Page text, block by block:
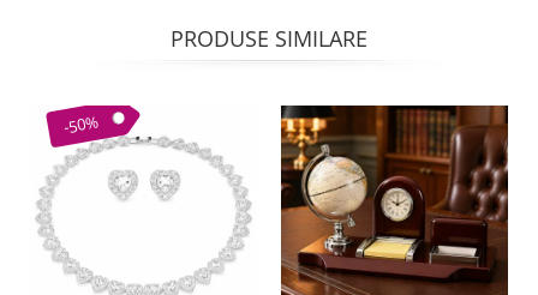
PRODUSE SIMILARE
-50%